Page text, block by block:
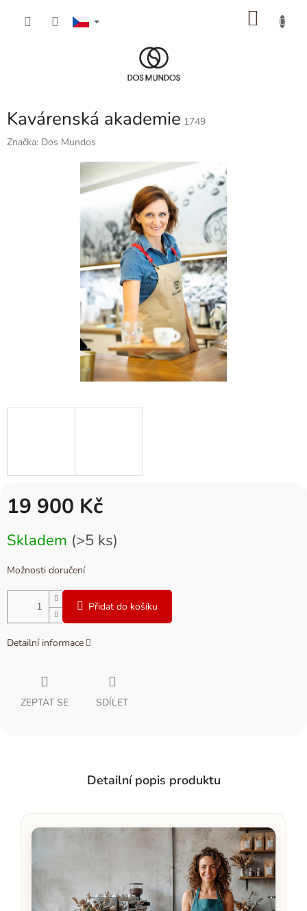
Kavárenská akademie 1749
Značka: Dos Mundos
19 900 Kč
cena:
Skladem (>5 ks)
Možnosti doručení
Přidat do košíku
Detailní informace
ZEPTAT SE SDÍLET
Detailní popis produktu